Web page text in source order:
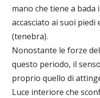
mano che tiene a
accasciato ai suoi piedi
(tenebra).
Nonostante le forze
questo periodo, il
proprio quello di
Luce interiore che